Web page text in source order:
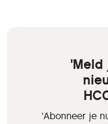
'Meld
'Abonneer je